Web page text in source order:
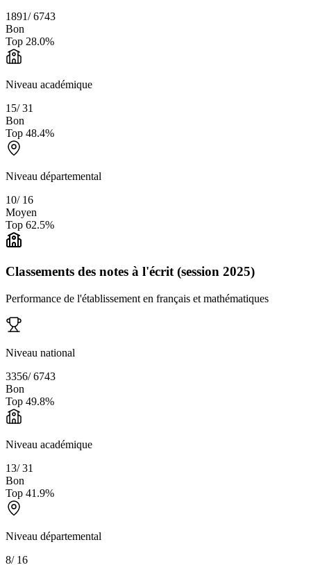
1891/6743
Bon
Top 28.0%
Niveau académique
15/31
Bon
Top 48.4%
Niveau départemental
10/ 16
Moyen
Top 62.5%
Classements des notes à l'écrit (session 2025)
Performance de l'établissement en français et mathématiques
Niveau national
3356/6743
Bon
Top 49.8%
Niveau académique
13/31
Bon
Top 41.9%
Niveau départemental
8/ 16